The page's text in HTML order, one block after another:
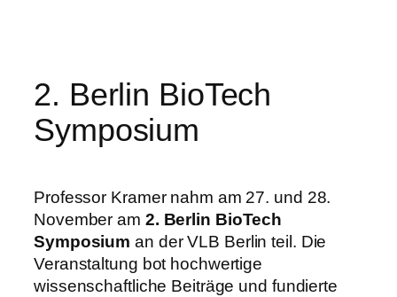
springen
2. Berlin BioTech
Symposium
Professor Kramer nahm am 27. und 28.
November am 2. Berlin BioTech
Symposium an der VLB Berlin teil. Die
Veranstaltung bot hochwertige
wissenschaftliche Beiträge und fundierte